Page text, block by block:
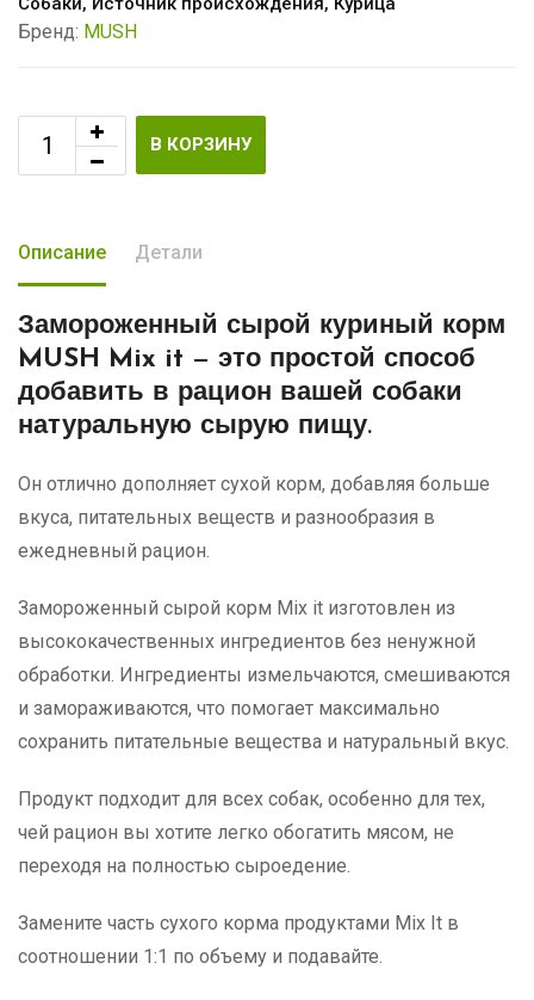
Бренд: MUSH
В КОРЗИНУ
Описание Детали
Замороженный сырой куриный корм
MUSH Mix it — это простой способ
добавить в рацион вашей собаки
натуральную сырую пищу.
Он отлично дополняет сухой корм, добавляя больше
вкуса, питательных веществ и разнообразия в
ежедневный рацион.
Замороженный сырой корм Mix it изготовлен из
высококачественных ингредиентов без ненужной
обработки. Ингредиенты измельчаются, смешиваются
и замораживаются, что помогает максимально
сохранить питательные вещества и натуральный вкус.
Продукт подходит для всех собак, особенно для тех,
чей рацион вы хотите легко обогатить мясом, не
переходя на полностью сыроедение.
Замените часть сухого корма продуктами Mix It в
соотношении 1:1 по объему и подавайте.